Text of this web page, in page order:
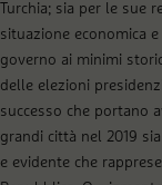
Turchia; sia per le sue
situazione economica
governo ai minimi
delle elezioni
successo che portano
grandi città nel 2019
e evidente che